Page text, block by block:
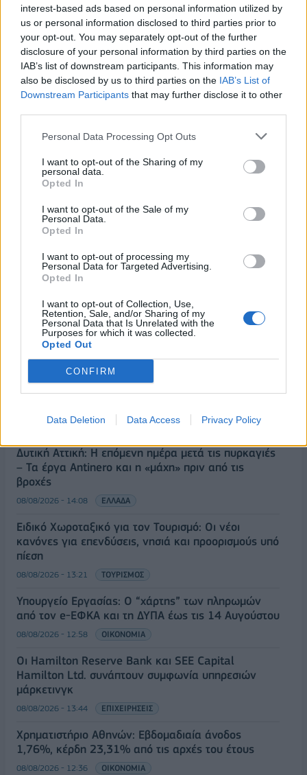
interest-based ads based on personal information utilized by
us or personal information disclosed to third parties prior to
your opt-out. You may separately opt-out of the further
disclosure of your personal information by third parties on the
IAB’s list of downstream participants. This information may
also be disclosed by us to third parties on the IAB’s List of
Downstream Participants that may further disclose it to other
Personal Data Processing Opt Outs
I want to opt-out of the Sharing of my
personal data.
Opted In
I want to opt-out of the Sale of my
Personal Data.
Opted In
I want to opt-out of processing my
Personal Data for Targeted Advertising.
Opted In
I want to opt-out of Collection, Use,
Retention, Sale, and/or Sharing of my
Personal Data that Is Unrelated with the
Purposes for which it was collected.
Opted Out
CONFIRM
Data Deletion Data Access Privacy Policy
Eurobank: Στα υψηλότερα
επίπεδα από το 2011 το
ελληνικό ΑΕΠ
14/09/2022 - 18:01
Στο κόκκινο για δεύτερη
ημέρα οι ευρωαγορές
ΡΟΗ ΕΙΔΗΣΕΩΝ
Κορυφώνεται η έξοδος του Αυγούστου – Πάνω από
56.000 επιβάτες αναχωρούν σήμερα από τα
08/08/2026 - 14:30 ΕΛΛΑΔΑ
Δυτική Αττική: Η επόμενη ημέρα μετά τις πυρκαγιές
– Τα έργα Antinero και η «μάχη» πριν από τις
βροχές
08/08/2026 - 14:08 ΕΛΛΑΔΑ
Ειδικό Χωροταξικό για τον Τουρισμό: Οι νέοι
κανόνες για επενδύσεις, νησιά και προορισμούς υπό
πίεση
08/08/2026 - 13:21 ΤΟΥΡΙΣΜΟΣ
Υπουργείο Εργασίας: Ο “χάρτης” των πληρωμών
από τον e-ΕΦΚΑ και τη ΔΥΠΑ έως τις 14 Αυγούστου
08/08/2026 - 12:58 ΟΙΚΟΝΟΜΙΑ
Οι Hamilton Reserve Bank και SEE Capital
Hamilton Ltd. συνάπτουν συμφωνία υπηρεσιών
μάρκετινγκ
08/08/2026 - 13:44 ΕΠΙΧΕΙΡΗΣΕΙΣ
Χρηματιστήριο Αθηνών: Εβδομαδιαία άνοδος
1,76%, κέρδη 23,31% από τις αρχές του έτους
08/08/2026 - 12:36 ΟΙΚΟΝΟΜΙΑ